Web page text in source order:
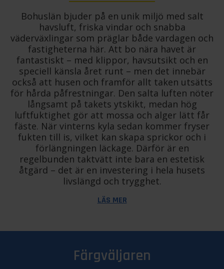
Bohuslän bjuder på en unik miljö med salt
havsluft, friska vindar och snabba
väderväxlingar som präglar både vardagen och
fastigheterna här. Att bo nära havet är
fantastiskt – med klippor, havsutsikt och en
speciell känsla året runt – men det innebär
också att husen och framför allt taken utsätts
för hårda påfrestningar. Den salta luften nöter
långsamt på takets ytskikt, medan hög
luftfuktighet gör att mossa och alger lätt får
fäste. När vinterns kyla sedan kommer fryser
fukten till is, vilket kan skapa sprickor och i
förlängningen läckage. Därför är en
regelbunden taktvätt inte bara en estetisk
åtgärd – det är en investering i hela husets
livslängd och trygghet.
LÄS MER
Färgväljaren